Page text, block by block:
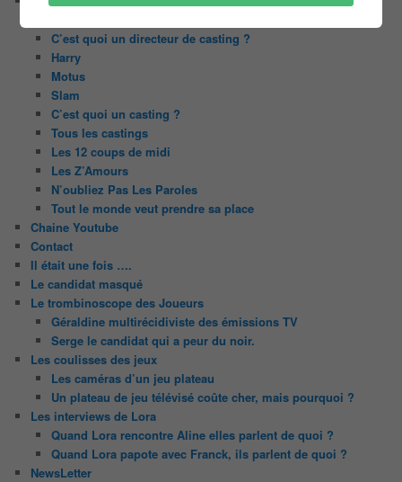
C’est quoi un directeur de casting ?
Harry
Motus
Slam
C’est quoi un casting ?
Tous les castings
Les 12 coups de midi
Les Z’Amours
N’oubliez Pas Les Paroles
Tout le monde veut prendre sa place
Chaine Youtube
Contact
Il était une fois ….
Le candidat masqué
Le trombinoscope des Joueurs
Géraldine multirécidiviste des émissions TV
Serge le candidat qui a peur du noir.
Les coulisses des jeux
Les caméras d’un jeu plateau
Un plateau de jeu télévisé coûte cher, mais pourquoi ?
Les interviews de Lora
Quand Lora rencontre Aline elles parlent de quoi ?
Quand Lora papote avec Franck, ils parlent de quoi ?
NewsLetter